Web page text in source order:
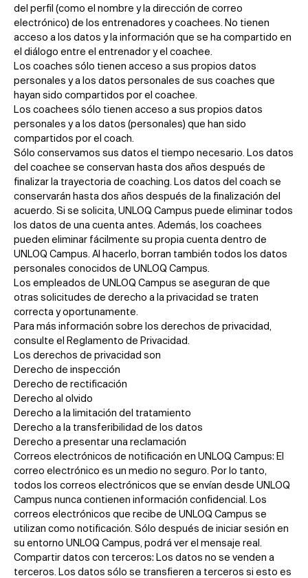
del perfil (como el nombre y la dirección de correo
electrónico) de los entrenadores y coachees. No tienen
acceso a los datos y la información que se ha compartido en
el diálogo entre el entrenador y el coachee.
Los coaches sólo tienen acceso a sus propios datos
personales y a los datos personales de sus coaches que
hayan sido compartidos por el coachee.
Los coachees sólo tienen acceso a sus propios datos
personales y a los datos (personales) que han sido
compartidos por el coach.
Sólo conservamos sus datos el tiempo necesario. Los datos
del coachee se conservan hasta dos años después de
finalizar la trayectoria de coaching. Los datos del coach se
conservarán hasta dos años después de la finalización del
acuerdo. Si se solicita, UNLOQ Campus puede eliminar todos
los datos de una cuenta antes. Además, los coachees
pueden eliminar fácilmente su propia cuenta dentro de
UNLOQ Campus. Al hacerlo, borran también todos los datos
personales conocidos de UNLOQ Campus.
Los empleados de UNLOQ Campus se aseguran de que
otras solicitudes de derecho a la privacidad se traten
correcta y oportunamente.
Para más información sobre los derechos de privacidad,
consulte el Reglamento de Privacidad.
Los derechos de privacidad son
Derecho de inspección
Derecho de rectificación
Derecho al olvido
Derecho a la limitación del tratamiento
Derecho a la transferibilidad de los datos
Derecho a presentar una reclamación
Correos electrónicos de notificación en UNLOQ Campus: El
correo electrónico es un medio no seguro. Por lo tanto,
todos los correos electrónicos que se envían desde UNLOQ
Campus nunca contienen información confidencial. Los
correos electrónicos que recibe de UNLOQ Campus se
utilizan como notificación. Sólo después de iniciar sesión en
su entorno UNLOQ Campus, podrá ver el mensaje real.
Compartir datos con terceros: Los datos no se venden a
terceros. Los datos sólo se transfieren a terceros si esto es